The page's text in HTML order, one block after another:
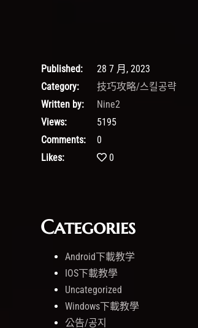
Published:
28 7 月, 2023
Category:
技巧攻略/스킬공략
Written by:
Nine2
Views:
5195
Comments:
0
Likes:
0
Categories
Android下載教学
IOS下載教學
Uncategorized
Windows下載教學
公告/공지